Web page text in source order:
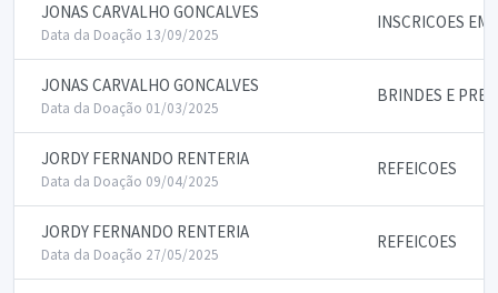
JONAS CARVALHO GONCALVES
Data da Doação 13/09/2025
INSCRICOES EM
JONAS CARVALHO GONCALVES
Data da Doação 01/03/2025
BRINDES E
JORDY FERNANDO RENTERIA
Data da Doação 09/04/2025
REFEICOES
JORDY FERNANDO RENTERIA
Data da Doação 27/05/2025
REFEICOES